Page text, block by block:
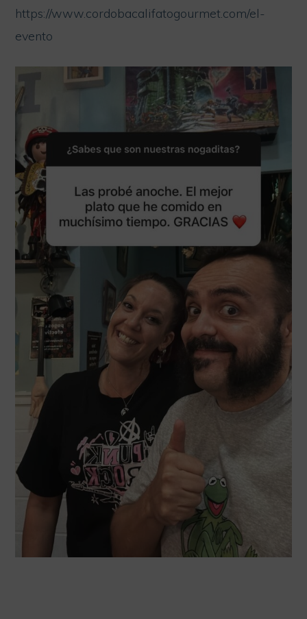
https://www.cordobacalifatogourmet.com/el-
evento